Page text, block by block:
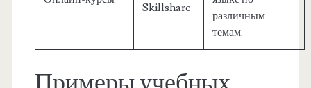
Skillshare
различным
темам.